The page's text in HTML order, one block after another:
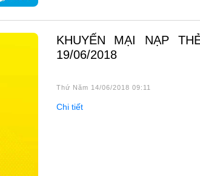
KHUYẾN MẠI NẠP THẺ NGÀY VÀNG
19/06/2018
Thứ Năm 14/06/2018 09:11
Chi tiết